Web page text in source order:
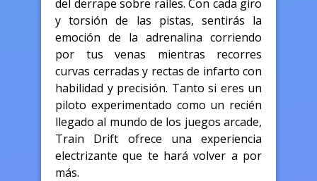
del derrape sobre raíles. Con cada giro
y torsión de las pistas, sentirás la
emoción de la adrenalina corriendo
por tus venas mientras recorres
curvas cerradas y rectas de infarto con
habilidad y precisión. Tanto si eres un
piloto experimentado como un recién
llegado al mundo de los juegos arcade,
Train Drift ofrece una experiencia
electrizante que te hará volver a por
más.